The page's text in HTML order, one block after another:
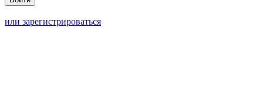
или зарегистрироваться